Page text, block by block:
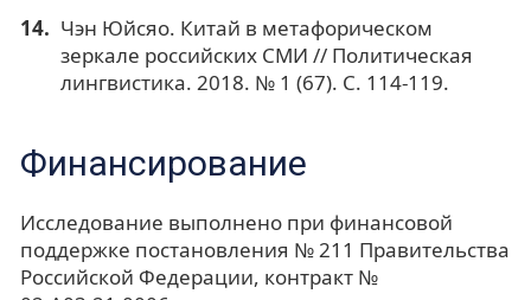
Чэн Юйсяо. Китай в метафорическом
зеркале российских СМИ // Политическая
лингвистика. 2018. № 1 (67). С. 114-119.
Финансирование
Исследование выполнено при финансовой
поддержке постановления № 211 Правительства
Российской Федерации, контракт №